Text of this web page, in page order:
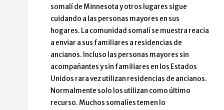
somalí de Minnesota y otros lugares sigue
cuidando a las personas mayores en sus
hogares. La comunidad somalí se muestra reacia
a enviar a sus familiares a residencias de
ancianos. Incluso las personas mayores sin
acompañantes y sin familiares en los Estados
Unidos rara vez utilizan residencias de ancianos.
Normalmente solo los utilizan como último
recurso. Muchos somalíes temen lo